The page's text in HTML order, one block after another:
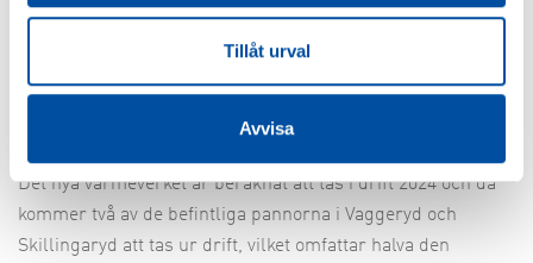
Tillåt urval
Avvisa
använda spillvärme från deras anläggning, vilket skulle
kunna bli ett bra tillskott till vår produktion. FVB hjälper
oss att undersöka de tekniska förutsättningarna för ett
sådant samarbete, säger Peter Waldenström.
Det nya värmeverket är beräknat att tas i drift 2024 och då
kommer två av de befintliga pannorna i Vaggeryd och
Skillingaryd att tas ur drift, vilket omfattar halva den